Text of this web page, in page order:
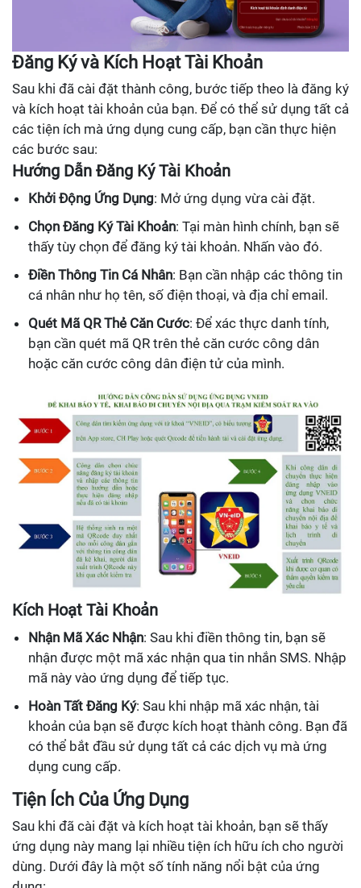
Đăng Ký và Kích Hoạt Tài Khoản
Sau khi đã cài đặt thành công, bước tiếp theo là đăng ký
và kích hoạt tài khoản của bạn. Để có thể sử dụng tất cả
các tiện ích mà ứng dụng cung cấp, bạn cần thực hiện
các bước sau:
Hướng Dẫn Đăng Ký Tài Khoản
Khởi Động Ứng Dụng: Mở ứng dụng vừa cài đặt.
Chọn Đăng Ký Tài Khoản: Tại màn hình chính, bạn sẽ
thấy tùy chọn để đăng ký tài khoản. Nhấn vào đó.
Điền Thông Tin Cá Nhân: Bạn cần nhập các thông tin
cá nhân như họ tên, số điện thoại, và địa chỉ email.
Quét Mã QR Thẻ Căn Cước: Để xác thực danh tính,
bạn cần quét mã QR trên thẻ căn cước công dân
hoặc căn cước công dân điện tử của mình.
Kích Hoạt Tài Khoản
Nhận Mã Xác Nhận: Sau khi điền thông tin, bạn sẽ
nhận được một mã xác nhận qua tin nhắn SMS. Nhập
mã này vào ứng dụng để tiếp tục.
Hoàn Tất Đăng Ký: Sau khi nhập mã xác nhận, tài
khoản của bạn sẽ được kích hoạt thành công. Bạn đã
có thể bắt đầu sử dụng tất cả các dịch vụ mà ứng
dụng cung cấp.
Tiện Ích Của Ứng Dụng
Sau khi đã cài đặt và kích hoạt tài khoản, bạn sẽ thấy
ứng dụng này mang lại nhiều tiện ích hữu ích cho người
dùng. Dưới đây là một số tính năng nổi bật của ứng